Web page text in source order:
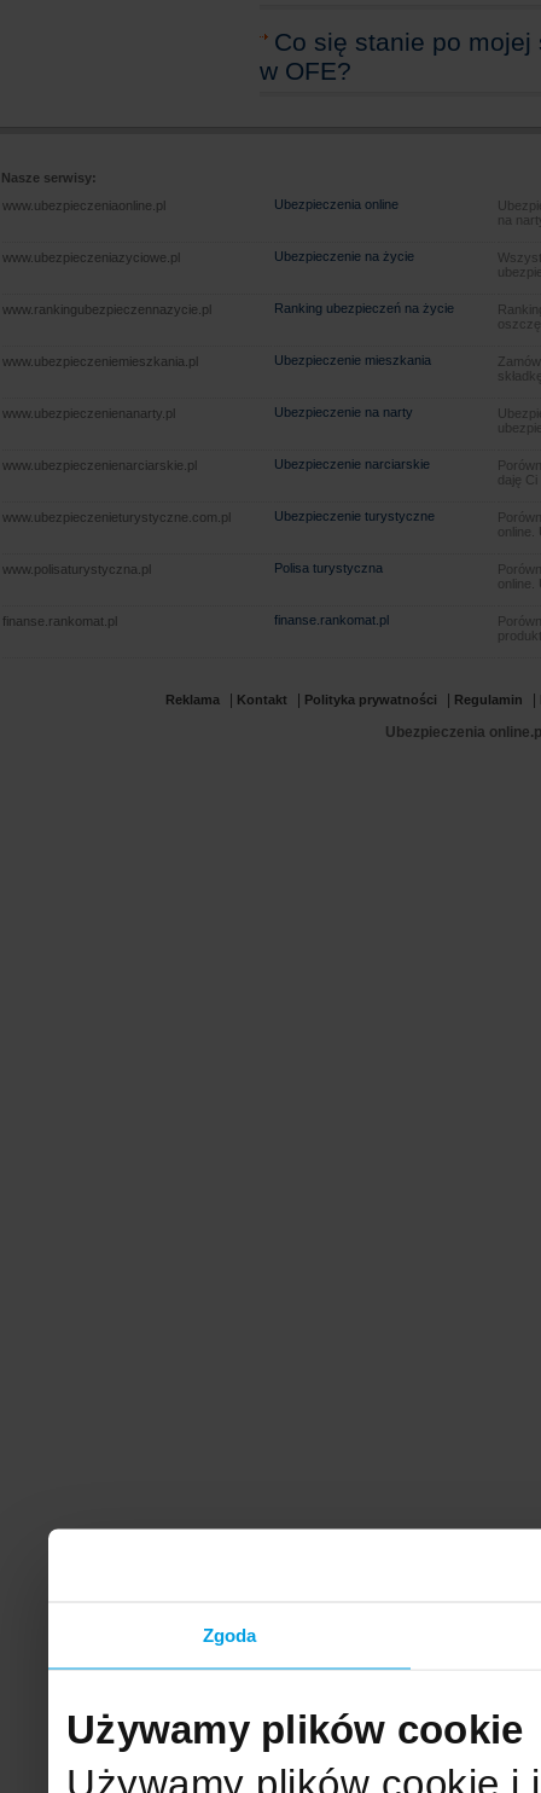
Zgoda
Używamy plików cookie
Używamy plików cookie i
Co się stanie po
w OFE?
Nasze serwisy:
www.ubezpieczeniaonline.pl
Ubezpieczenia online
na
www.ubezpieczeniazyciowe.pl Ubezpieczenie na życie
www.rankingubezpieczennazycie.pl Ranking ubezpieczeń na życie
www.ubezpieczeniemieszkania.pl Ubezpieczenie mieszkania
www.ubezpieczenienanarty.pl Ubezpieczenie na narty
www.ubezpieczenienarciarskie.pl Ubezpieczenie narciarskie
daję
www.ubezpieczenieturystyczne.com.pl Ubezpieczenie turystyczne
www.polisaturystyczna.pl Polisa turystyczna
finanse.rankomat.pl finanse.rankomat.pl
Reklama Kontakt Polityka prywatności Regulamin
Ubezpieczenia